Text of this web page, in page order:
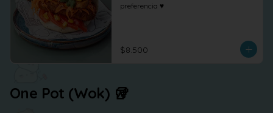
preferencia ♥
$8.500
One Pot (Wok) 🥡